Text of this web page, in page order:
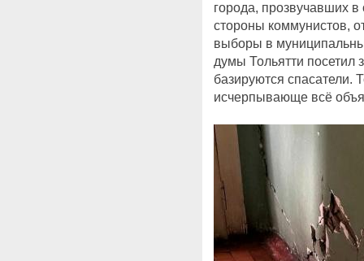
города, прозвучавших
стороны коммунистов,
выборы в
думы Тольятти посетил
базируются спасатели.
исчерпывающе всё